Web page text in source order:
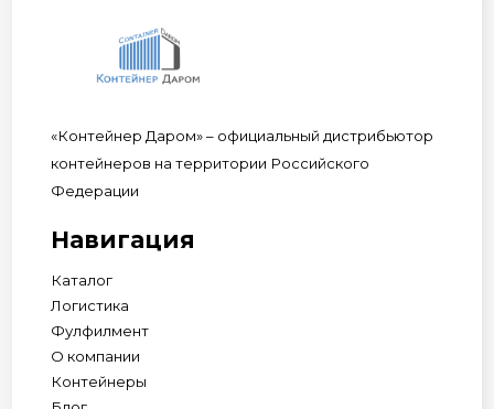
«Контейнер Даром» – официальный дистрибьютор
контейнеров на территории Российского
Федерации
Навигация
Каталог
Логистика
Фулфилмент
О компании
Контейнеры